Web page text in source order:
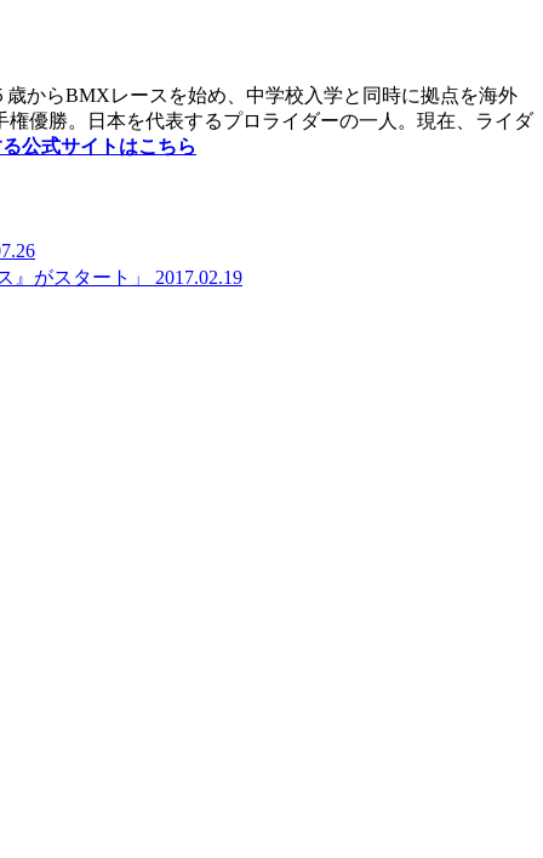
からBMXレースを始め、中学校入学と同時に拠点を海外
優勝。日本を代表するプロライダーの一人。現在、ライダ
公式サイトはこちら
がスタート」
2017.02.19